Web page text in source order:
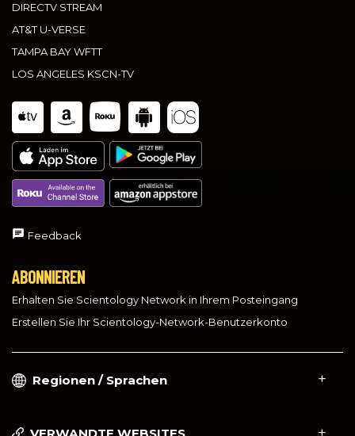
DIRECTV STREAM
AT&T U-VERSE
TAMPA BAY WFTT
LOS ANGELES KSCN-TV
Feedback
ABONNIEREN
Erhalten Sie Scientology Network in Ihrem Posteingang
Erstellen Sie Ihr Scientology-Network-Benutzerkonto
Regionen / Sprachen